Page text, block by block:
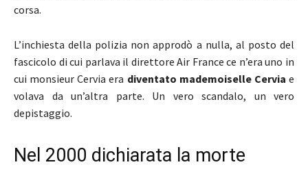
corsa.
L’inchiesta della polizia non approdò a nulla, al posto del
fascicolo di cui parlava il direttore Air France ce n’era uno in
cui monsieur Cervia era diventato mademoiselle Cerviae
volava da un’altra parte. Un vero scandalo, un vero
depistaggio.
Nel 2000 dichiarata la morte